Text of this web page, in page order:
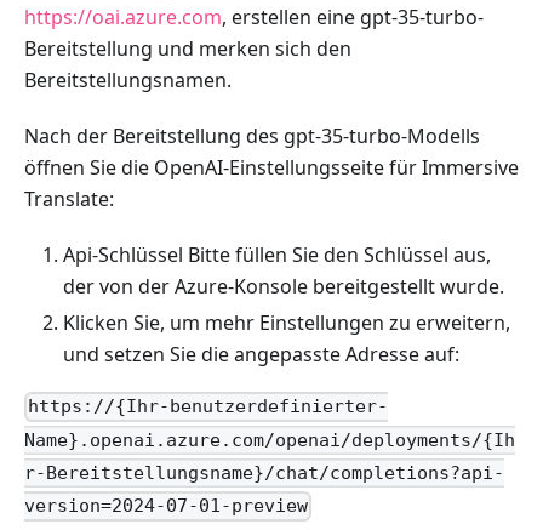
https://oai.azure.com, erstellen eine gpt-35-turbo-
Bereitstellung und merken sich den
Bereitstellungsnamen.
Nach der Bereitstellung des gpt-35-turbo-Modells
öffnen Sie die OpenAI-Einstellungsseite für Immersive
Translate:
Api-Schlüssel Bitte füllen Sie den Schlüssel aus,
der von der Azure-Konsole bereitgestellt wurde.
Klicken Sie, um mehr Einstellungen zu erweitern,
und setzen Sie die angepasste Adresse auf:
https://{Ihr-benutzerdefinierter-
Name}.openai.azure.com/openai/deployments/{Ih
r-Bereitstellungsname}/chat/completions?api-
version=2024-07-01-preview